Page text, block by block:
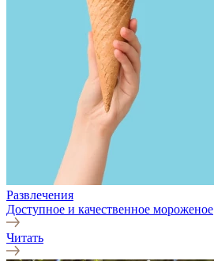
Развлечения
Доступное и качественное мороженое
Читать